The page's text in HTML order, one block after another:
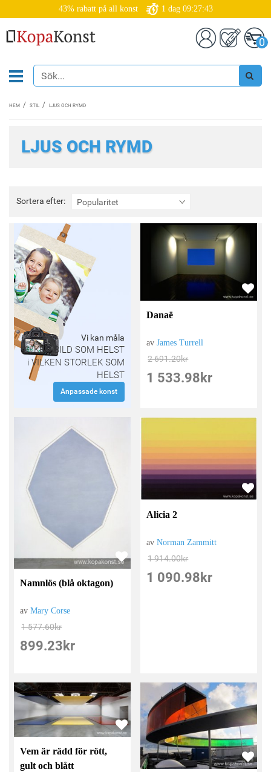
43% rabatt på all konst 1 dag 09:27:41
0
HEM STIL LJUS OCH RYMD
LJUS OCH RYMD
Sortera efter: Popularitet
Sortera
efter:
Vi kan måla
VILKEN BILD SOM HELST
i VILKEN STORLEK SOM
HELST
Anpassade konst
Danaë
avJames Turrell
2 691.20kr
1 533.98 kr
Namnlös (blå oktagon)
avMary Corse
1 577.60kr
899.23 kr
Alicia 2
avNorman Zammitt
1 914.00kr
1 090.98 kr
Vem är rädd för rött,
gult och blått